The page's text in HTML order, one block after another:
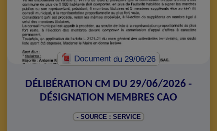
Documentdu 29/06/26
DÉLIBÉRATION CM DU 29/06/2026 -
DÉSIGNATION MEMBRES CAO
- SOURCE : SERVICE